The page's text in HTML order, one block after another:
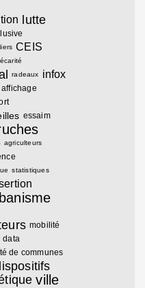
lutte
CEIS
radeaux infox
affichage
essaim
agriculteurs
statistiques
mobilité
data
de communes
ville